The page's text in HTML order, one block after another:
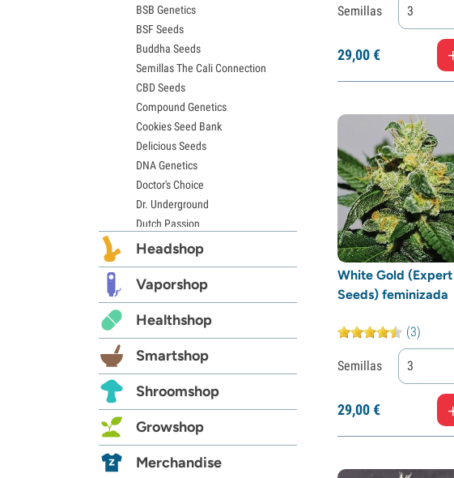
Semillas 3
29,00€
White Gold (Expert
Seeds) feminizada
(3)
Semillas 3
29,00€
Semillas de Pineapple Express
Semillas de Chemdawg
Semillas de Hindu Kush
Semillas de Mimosa
BSB Genetics
BSF Seeds
Buddha Seeds
Semillas The Cali Connection
CBD Seeds
Compound Genetics
Cookies Seed Bank
Delicious Seeds
DNA Genetics
Doctor's Choice
Dr. Underground
Dutch Passion
Elite Seeds
Exotic Seed
Expert Seeds
FastBuds
Female Seeds
French Touch Seeds
Garden of Green
GeneSeeds
G13 Labs
Grass-O-Matic
Headshop
Vaporshop
Healthshop
Smartshop
Shroomshop
Growshop
Merchandise